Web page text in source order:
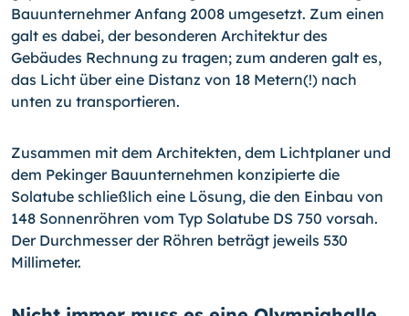
Bauunternehmer Anfang 2008 umgesetzt. Zum einen
galt es dabei, der besonderen Architektur des
Gebäudes Rechnung zu tragen; zum anderen galt es,
das Licht über eine Distanz von 18 Metern(!) nach
unten zu transportieren.
Zusammen mit dem Architekten, dem Lichtplaner und
dem Pekinger Bauunternehmen konzipierte die
Solatube schließlich eine Lösung, die den Einbau von
148 Sonnenröhren vom Typ Solatube DS 750 vorsah.
Der Durchmesser der Röhren beträgt jeweils 530
Millimeter.